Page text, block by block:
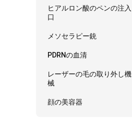
ヒアルロン酸のペンの注入
口
メソセラピー銃
PDRNの血清
レーザーの毛の取り外し機
械
顔の美容器